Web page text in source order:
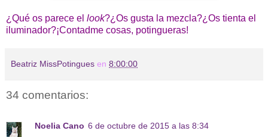
¿Qué os parece el look?¿Os gusta la mezcla?¿Os tienta el
iluminador?¡Contadme cosas, potingueras!
Beatriz MissPotingues en 8:00:00
34 comentarios:
Noelia Cano 6 de octubre de 2015 a las 8:34